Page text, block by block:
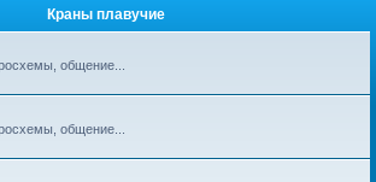
Краны плавучие
общение...
общение...